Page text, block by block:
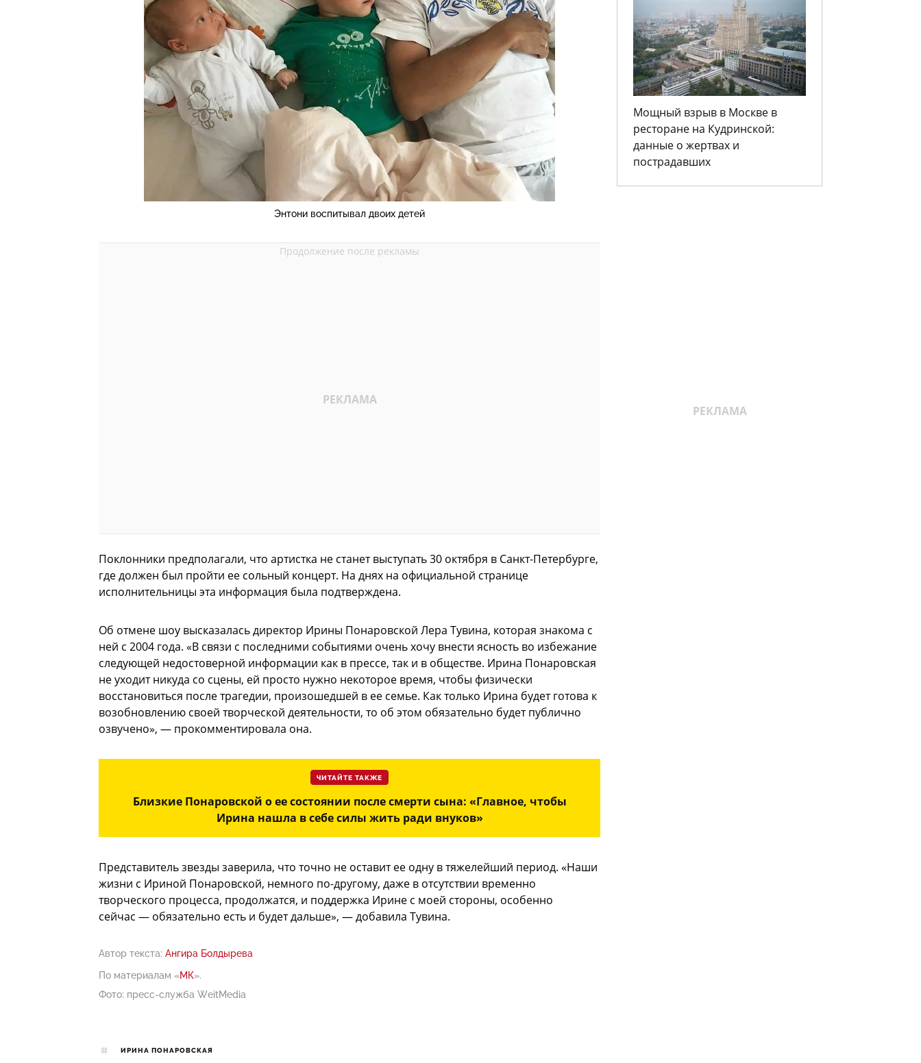
Энтони воспитывал двоих детей
Поклонники предполагали, что артистка не станет выступать 30 октября в Санкт-Петербурге,
где должен был пройти ее сольный концерт. На днях на официальной странице
исполнительницы эта информация была подтверждена.
Об отмене шоу высказалась директор Ирины Понаровской Лера Тувина, которая знакома с
ней с 2004 года. «В связи с последними событиями очень хочу внести ясность во избежание
следующей недостоверной информации как в прессе, так и в обществе. Ирина Понаровская
не уходит никуда со сцены, ей просто нужно некоторое время, чтобы физически
восстановиться после трагедии, произошедшей в ее семье. Как только Ирина будет готова к
возобновлению своей творческой деятельности, то об этом обязательно будет публично
озвучено», — прокомментировала она.
ЧИТАЙТЕ ТАКЖЕ
Близкие Понаровской о ее состоянии после смерти сына: «Главное, чтобы
Ирина нашла в себе силы жить ради внуков»
Представитель звезды заверила, что точно не оставит ее одну в тяжелейший период. «Наши
жизни с Ириной Понаровской, немного по-другому, даже в отсутствии временно
творческого процесса, продолжатся, и поддержка Ирине с моей стороны, особенно
сейчас — обязательно есть и будет дальше», — добавила Тувина.
Автор текста: Ангира Болдырева
По материалам «МК».
Фото: пресс-служба WeitMedia
ИРИНА ПОНАРОВСКАЯ
Мощный взрыв в Москве в
ресторане на Кудринской:
данные о жертвах и
пострадавших